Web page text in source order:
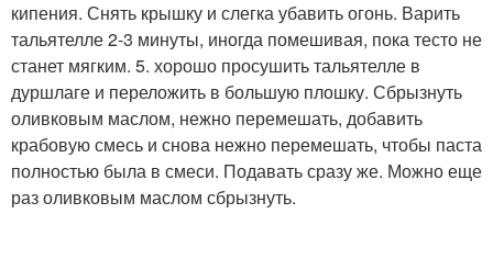
кипения. Снять крышку и слегка убавить огонь. Варить
тальятелле 2-3 минуты, иногда помешивая, пока тесто не
станет мягким. 5. хорошо просушить тальятелле в
дуршлаге и переложить в большую плошку. Сбрызнуть
оливковым маслом, нежно перемешать, добавить
крабовую смесь и снова нежно перемешать, чтобы паста
полностью была в смеси. Подавать сразу же. Можно еще
раз оливковым маслом сбрызнуть.